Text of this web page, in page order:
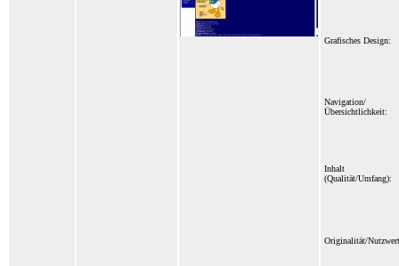
Grafisches Design:
Navigation/
Übersichtlichkeit:
Inhalt
(Qualität/Umfang):
Originalität/